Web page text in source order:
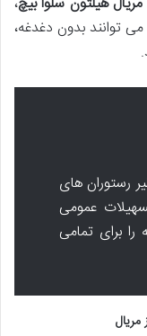
توانند بدون دغدغه،
رستوران های
عمومی
برای تمامی